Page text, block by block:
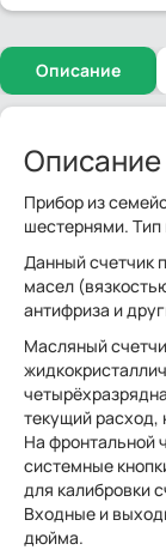
Описание
Описание
Прибор из
шестернями. Тип
Данный счетчик
масел
антифриза и
Масляный
текущий расход,
На фронтальной
системные
для калибровки
Входные и
дюйма.